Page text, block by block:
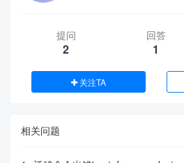
提问
2
回答
1
关注TA
相关问题